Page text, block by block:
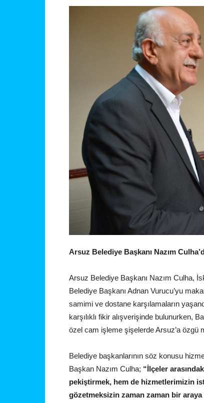
Arsuz Belediye Başkanı Nazım
Arsuz Belediye Başkanı Nazım Culha,
Belediye Başkanı Adnan Vurucu’yu
samimi ve dostane karşılamaların
karşılıklı fikir alışverişinde bulunurken,
özel cam işleme şişelerde Arsuz’a özgü
Belediye başkanlarının söz konusu
Başkan Nazım Culha; “İlçeler
pekiştirmek, hem de hizmetlerimizin
gözetmeksizin zaman zaman bir